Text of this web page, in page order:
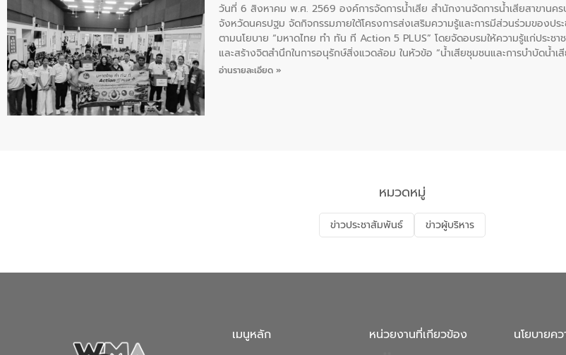
วันที่ 6 สิงหาคม พ.ศ. 2569 องค์การจัดการน้ำเสีย สำนักงานจัดการน้ำเสียสาขาน
จังหวัดนครปฐม จัดกิจกรรมภายใต้โครงการส่งเสริมความรู้และการมีส่วนร่วมของป
ตามนโยบาย “มหาดไทย ทำ ทัน ที Action 5 PLUS” โดยจัดอบรมให้ความรู้แก่ประชา
และสร้างจิตสำนึกในการอนุรักษ์สิ่งแวดล้อม ในหัวข้อ “น้ำเสียชุมชนและการบำบัดน้ำเ
ของน้ำเสีย แนวทางการลดการเกิดน้ำเสียจากแหล่งกำเนิด การบำบัดน้ำเสียเบื้องต้น
อ่านรายละเอียด »
หมวดหมู่
ข่าวประชาสัมพันธ์ ข่าวผู้บริหาร
เมนูหลัก หน่วยงานที่เกียวข้อง นโยบายค